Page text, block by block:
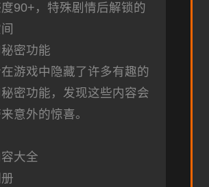
90+，特殊剧情后解锁的
密功能
游戏中隐藏了许多有趣的
密功能，发现这些内容会
意外的惊喜。
大全